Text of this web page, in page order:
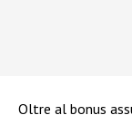
Oltre al bonus